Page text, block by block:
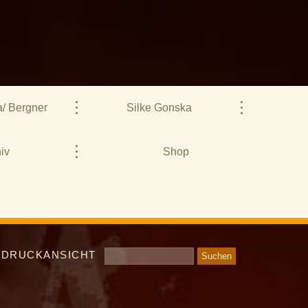
Bergner Silke Gonska
Shop
DRUCKANSICHT